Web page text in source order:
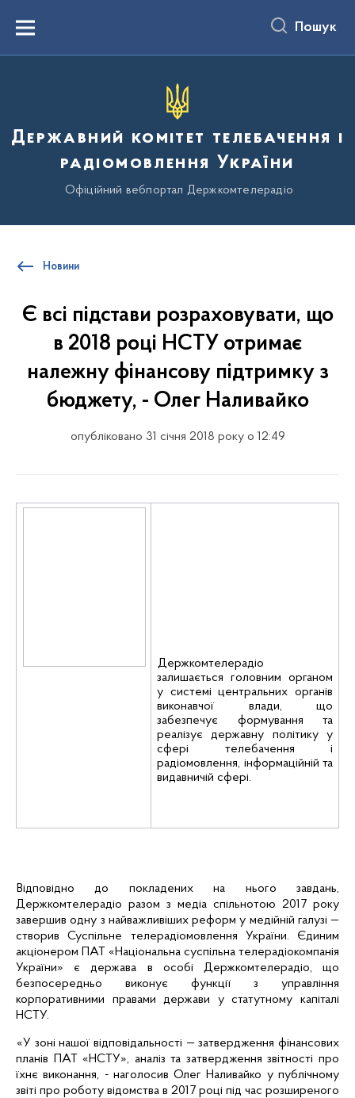
вмістуMenu Пошук
Державний комітет телебачення і
радіомовлення України
Офіційний вебпортал Держкомтелерадіо
Новини
Є всі підстави розраховувати, що
в 2018 році НСТУ отримає
належну фінансову підтримку з
бюджету, - Олег Наливайко
опубліковано 31 січня 2018 року о 12:49
Держкомтелерадіо
залишається головним органом
у системі центральних органів
виконавчої влади, що
забезпечує формування та
реалізує державну політику у
сфері телебачення і
радіомовлення, інформаційній та
видавничій сфері.
Відповідно до покладених на нього завдань,
Держкомтелерадіо разом з медіа спільнотою 2017 року
завершив одну з найважливіших реформ у медійній галузі —
створив Суспільне телерадіомовлення України. Єдиним
акціонером ПАТ «Національна суспільна телерадіокомпанія
України» є держава в особі Держкомтелерадіо, що
безпосередньо виконує функції з управління
корпоративними правами держави у статутному капіталі
НСТУ.
«У зоні нашої відповідальності — затвердження фінансових
планів ПАТ «НСТУ», аналіз та затвердження звітності про
їхнє виконання, - наголосив Олег Наливайко у публічному
звіті про роботу відомства в 2017 році під час розширеного